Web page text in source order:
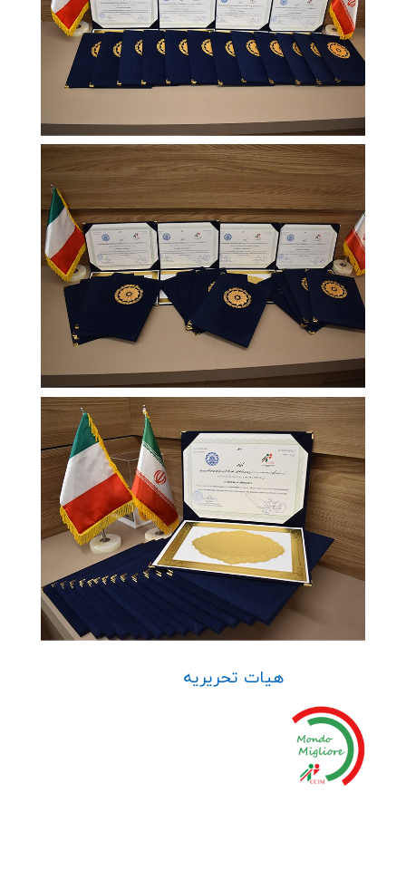
هیات تحریریه